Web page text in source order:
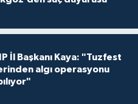
İl Başkanı Kaya: "Tuzfest
algı operasyonu